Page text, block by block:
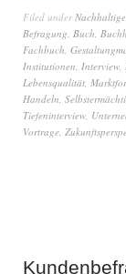
Filed under
Befragung, Buch,
Fachbuch,
Institutionen, Interview,
Lebensqualität,
Handeln,
Tiefeninterview,
Vortrage,